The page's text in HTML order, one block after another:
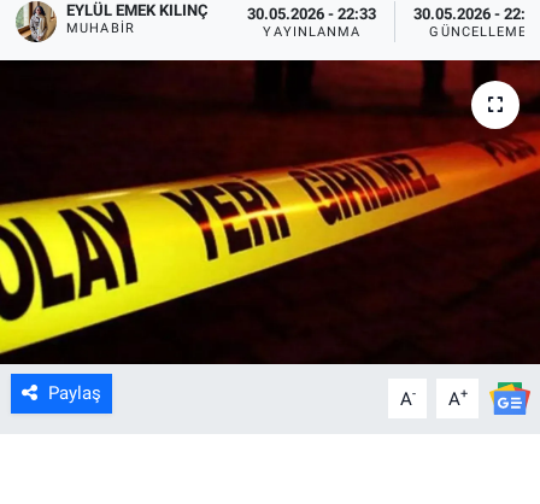
EYLÜL EMEK KILINÇ
MUHABIR
30.05.2026 - 22:33
YAYINLANMA
30.05.2026 -
GÜNCELLEME
Paylaş A- A+